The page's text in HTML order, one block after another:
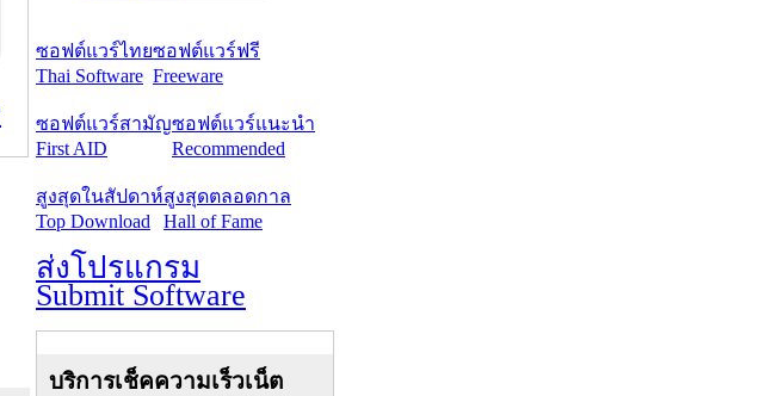
ซอฟต์แวร์ไทย
Thai Software
ซอฟต์แวร์ฟรี
Freeware
ซอฟต์แวร์สามัญ
First AID
ซอฟต์แวร์แนะนำ
Recommended
สูงสุดในสัปดาห์
Top Download
สูงสุดตลอดกาล
Hall of Fame
ส่งโปรแกรม
Submit Software
บริการเช็คความเร็วเน็ต